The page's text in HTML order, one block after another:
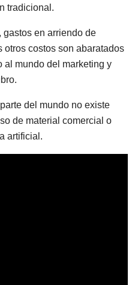
tradicional.
gastos en arriendo de
otros costos son abaratados
al mundo del marketing y
del mundo no existe
de material comercial o
artificial.